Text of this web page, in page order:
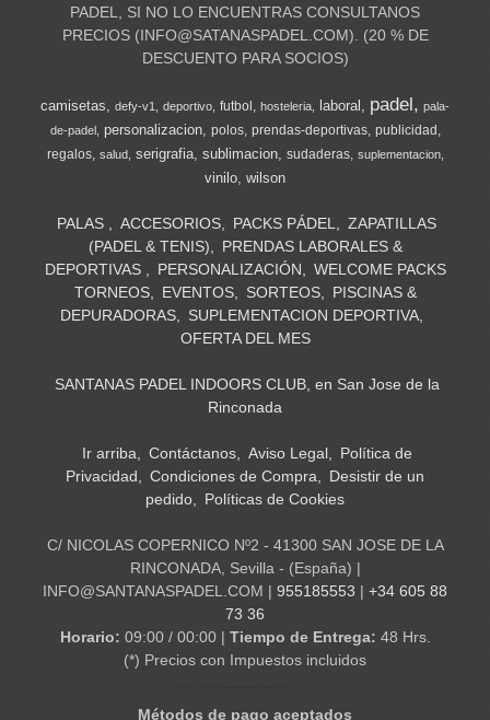
PADEL, SI NO LO ENCUENTRAS CONSULTANOS
PRECIOS (INFO@SATANASPADEL.COM). (20 % DE
DESCUENTO PARA SOCIOS)
camisetas defy-v1 deportivo futbol hosteleria laboral padel
pala-
de-padel
personalizacion polos prendas-deportivas publicidad
regalos
salud serigrafia sublimacion sudaderas suplementacion
vinilo wilson
PALAS ACCESORIOS PACKS PÁDEL
ZAPATILLAS
(PADEL & TENIS)
PRENDAS LABORALES &
DEPORTIVAS
PERSONALIZACIÓN
WELCOME PACKS
TORNEOS
EVENTOS SORTEOS
PISCINAS &
DEPURADORAS
SUPLEMENTACION DEPORTIVA
OFERTA DEL MES
SANTANAS PADEL INDOORS CLUB, en San Jose de la
Rinconada
Ir arriba Contáctanos Aviso Legal
Política de
Privacidad
Condiciones de Compra
Desistir de un
pedido
Políticas de Cookies
C/ NICOLAS COPERNICO Nº2 - 41300 SAN JOSE DE LA
RINCONADA, Sevilla - (España) |
INFO@SANTANASPADEL.COM | 955185553 | +34 605 88
73 36
Horario: 09:00 / 00:00 | Tiempo de Entrega: 48 Hrs.
(*) Precios con Impuestos incluidos
Métodos de pago aceptados